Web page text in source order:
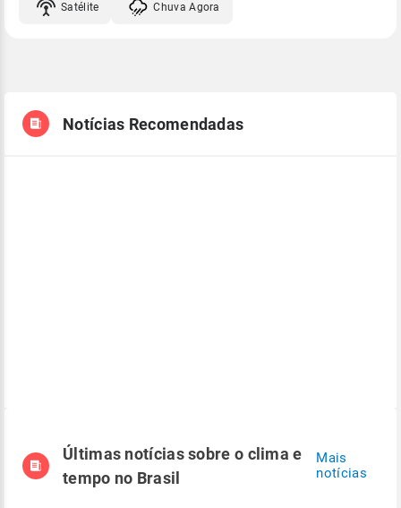
Satélite Chuva Agora
Notícias Recomendadas
Últimas notícias sobre o clima e
tempo no Brasil
Mais
notícias